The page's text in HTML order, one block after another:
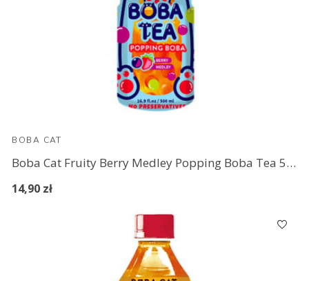
BOBA CAT
Boba Cat Fruity Berry Medley Popping Boba Tea 500 ml
14,90 zł